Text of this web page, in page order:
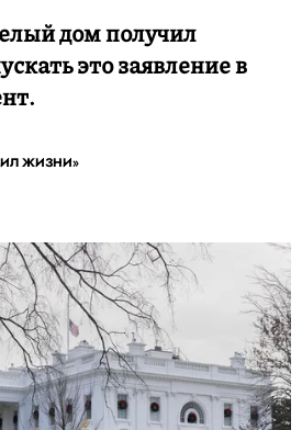
дом получил
это заявление в
ЖИЗНИ»